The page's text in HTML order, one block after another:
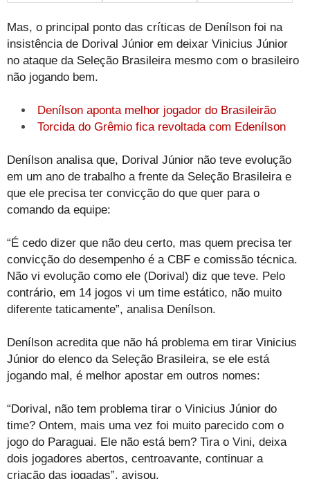
Mas, o principal ponto das críticas de Denílson foi na
insistência de Dorival Júnior em deixar Vinicius Júnior
no ataque da Seleção Brasileira mesmo com o brasileiro
não jogando bem.
Denílson aponta melhor jogador do Brasileirão
Torcida do Grêmio fica revoltada com Edenílson
Denílson analisa que, Dorival Júnior não teve evolução
em um ano de trabalho a frente da Seleção Brasileira e
que ele precisa ter convicção do que quer para o
comando da equipe:
“É cedo dizer que não deu certo, mas quem precisa ter
convicção do desempenho é a CBF e comissão técnica.
Não vi evolução como ele (Dorival) diz que teve. Pelo
contrário, em 14 jogos vi um time estático, não muito
diferente taticamente”, analisa Denílson.
Denílson acredita que não há problema em tirar Vinicius
Júnior do elenco da Seleção Brasileira, se ele está
jogando mal, é melhor apostar em outros nomes:
“Dorival, não tem problema tirar o Vinicius Júnior do
time? Ontem, mais uma vez foi muito parecido com o
jogo do Paraguai. Ele não está bem? Tira o Vini, deixa
dois jogadores abertos, centroavante, continuar a
criação das jogadas”, avisou.